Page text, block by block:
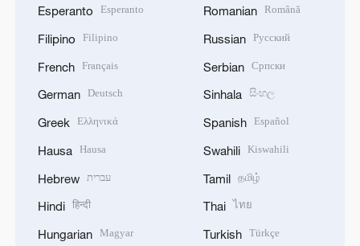
Esperanto Esperanto
Filipino Filipino
French Français
German Deutsch
Greek Ελληνικά
Hausa Hausa
Hebrew עברית
Hindi हिन्दी
Hungarian Magyar
Romanian Română
Russian Русский
Serbian Српски
Sinhala සිංහල
Spanish Español
Swahili Kiswahili
Tamil தமிழ்
Thai ไทย
Turkish Türkçe